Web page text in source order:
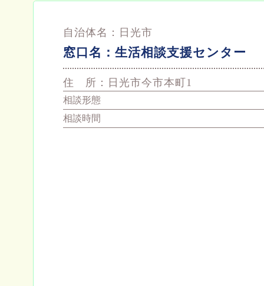
自治体名： 日光市
窓口名： 生活相談支援センター
住 所： 日光市今市本町1
相談形態
相談時間